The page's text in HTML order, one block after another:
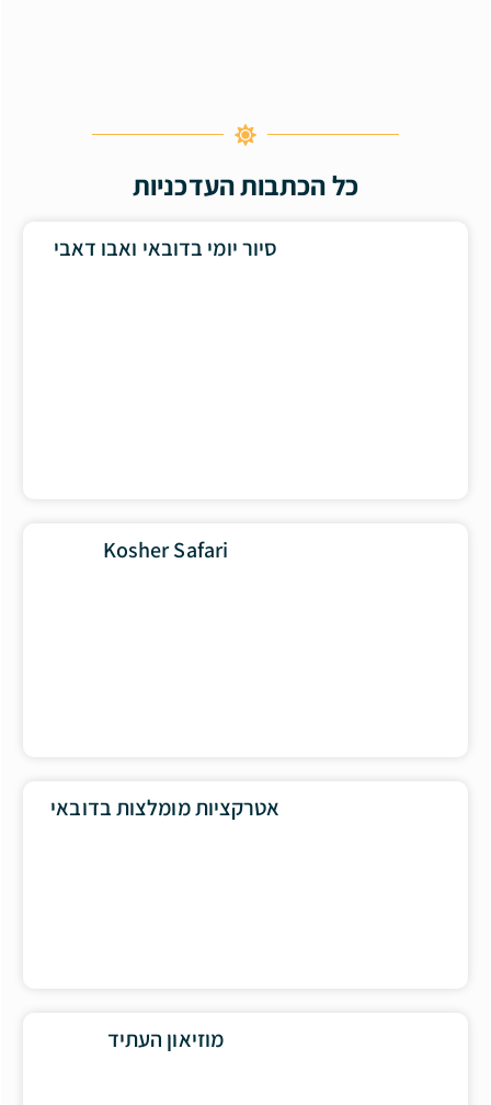
כל הכתבות העדכניות
סיור יומי בדובאי ואבו דאבי
Kosher Safari
אטרקציות מומלצות בדובאי
מוזיאון העתיד